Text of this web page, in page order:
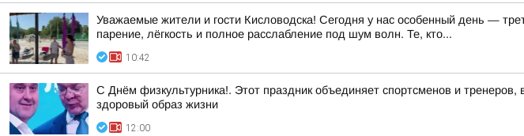
Уважаемые жители и гости Кисловодска! Сегодня у нас особенный день —
парение, лёгкость и полное расслабление под шум волн. Те, кто...
10:42
С Днём физкультурника!. Этот праздник объединяет спортсменов и
здоровый образ жизни
12:00